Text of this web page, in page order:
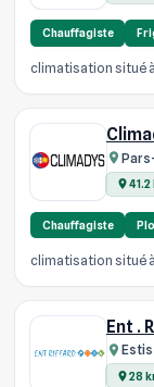
Chauffagiste
climatisation situé
41.2
Chauffagiste
climatisation situé
Ent .
28